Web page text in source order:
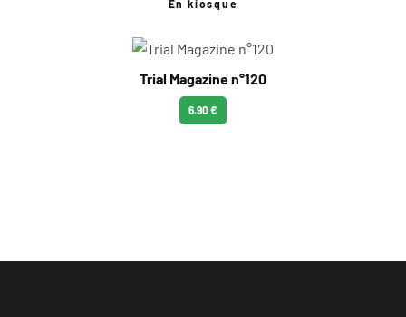
En kiosque
Trial Magazine n°120
6.90 €